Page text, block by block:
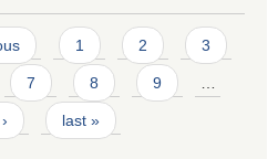
1 2 3
7 8 9
last »